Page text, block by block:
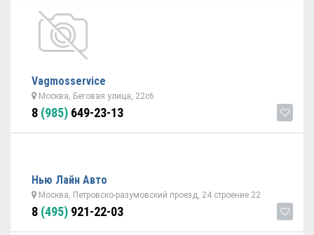
Vagmosservice
Москва, Беговая улица, 22с6
8 (985) 649-23-13
Нью Лайн Авто
Москва, Петровско-разумовский проезд, 24 строение 22
8 (495) 921-22-03